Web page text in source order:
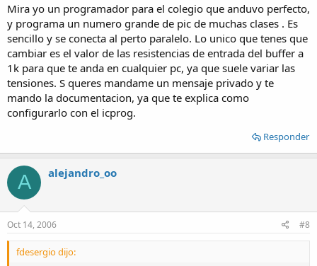
Mira yo un programador para el colegio que anduvo perfecto,
y programa un numero grande de pic de muchas clases . Es
sencillo y se conecta al perto paralelo. Lo unico que tenes que
cambiar es el valor de las resistencias de entrada del buffer a
1k para que te anda en cualquier pc, ya que suele variar las
tensiones. S queres mandame un mensaje privado y te
mando la documentacion, ya que te explica como
configurarlo con el icprog.
Responder
A alejandro_oo
Oct 14, 2006 #8
fdesergio dijo: